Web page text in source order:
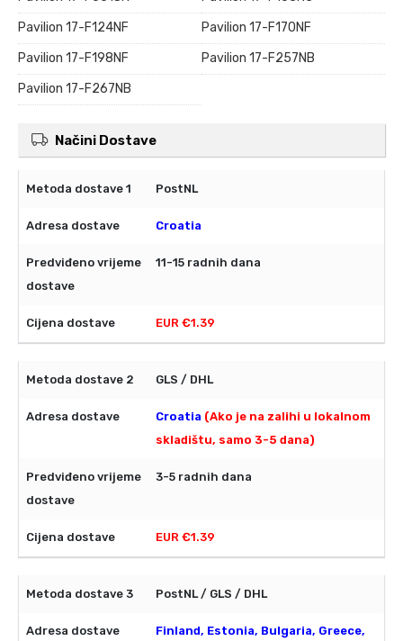
Pavilion 17-F124NF
Pavilion 17-F170NF
Pavilion 17-F198NF
Pavilion 17-F257NB
Pavilion 17-F267NB
Načini Dostave
PostNL
Croatia
11-15 radnih dana
EUR €1.39
GLS / DHL
Croatia (Ako je na zalihi u lokalnom
skladištu, samo 3-5 dana)
3-5 radnih dana
EUR €1.39
PostNL / GLS / DHL
Finland, Estonia, Bulgaria, Greece,